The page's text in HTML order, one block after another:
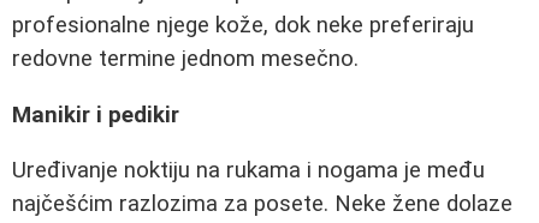
profesionalne njege kože, dok neke preferiraju
redovne termine jednom mesečno.
Manikir i pedikir
Uređivanje noktiju na rukama i nogama je među
najčešćim razlozima za posete. Neke žene dolaze